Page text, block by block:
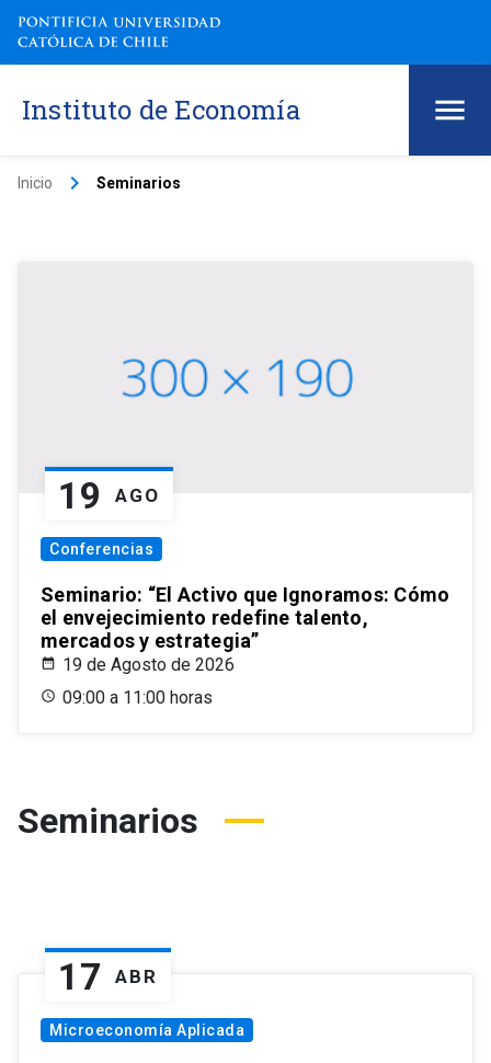
Instituto de Economía
Inicio keyboard_arrow_right Seminarios
19 AGO
Conferencias
Seminario: “El Activo que Ignoramos: Cómo
el envejecimiento redefine talento,
mercados y estrategia”
19 de Agosto de 2026
09:00 a 11:00 horas
Seminarios
17 ABR
Microeconomía Aplicada